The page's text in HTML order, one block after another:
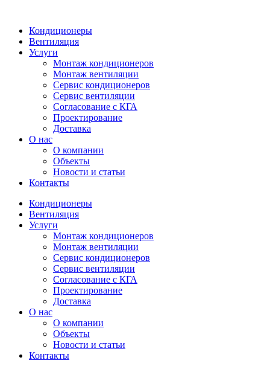
Кондиционеры
Вентиляция
Услуги
Монтаж кондиционеров
Монтаж вентиляции
Сервис кондиционеров
Сервис вентиляции
Согласование с КГА
Проектирование
Доставка
О нас
О компании
Объекты
Новости и статьи
Контакты
Кондиционеры
Вентиляция
Услуги
Монтаж кондиционеров
Монтаж вентиляции
Сервис кондиционеров
Сервис вентиляции
Согласование с КГА
Проектирование
Доставка
О нас
О компании
Объекты
Новости и статьи
Контакты